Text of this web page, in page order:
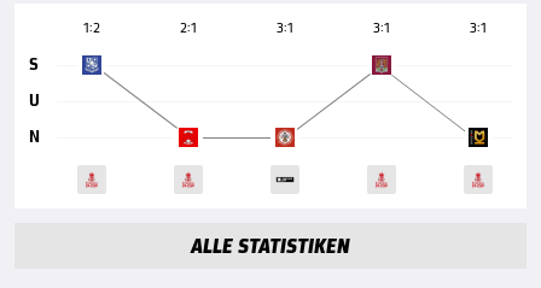
1:2 2:1 3:1 3:1 3:1
S
U
N
ALLE STATISTIKEN